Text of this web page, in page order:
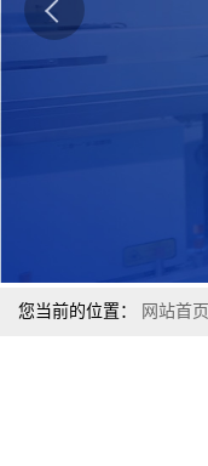
您当前的位置： 网站首页